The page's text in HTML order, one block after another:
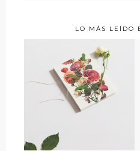
LO MÁS LEÍDO